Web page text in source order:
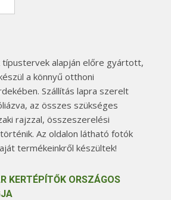
típustervek alapján előre gyártott,
a könnyű otthoni
Szállítás lapra szerelt
az összes szükséges
rajzzal, összeszerelési
Az oldalon látható fotók
termékeinkről készültek!
KERTÉPÍTŐK ORSZÁGOS